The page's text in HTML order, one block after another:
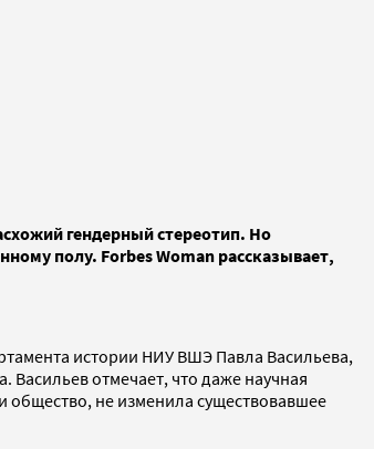
гендерный стереотип. Но
полу. Forbes Woman рассказывает,
истории НИУ ВШЭ Павла Васильева,
Васильев отмечает, что даже научная
общество, не изменила существовавшее